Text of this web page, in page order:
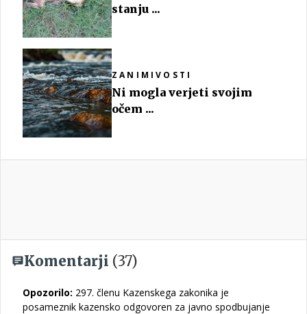
stanju ...
ZANIMIVOSTI
Ni mogla verjeti svojim
očem ...
Komentarji (37)
Opozorilo: 297. členu Kazenskega zakonika je
posameznik kazensko odgovoren za javno spodbujanje